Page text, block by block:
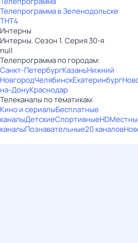
Телепрограмма в Зеленодольске
ТНТ4
Интерны
Интерны. Сезон 1. Серия 30-я
null
Телепрограмма по городам:
Санкт-ПетербургКазаньНижний
НовгородЧелябинскЕкатеринбург
на-ДонуКраснодар
Телеканалы по тематикам:
Кино и сериалыБесплатные
каналыДетскиеСпортивныеHD
каналыПознавательные20 каналов